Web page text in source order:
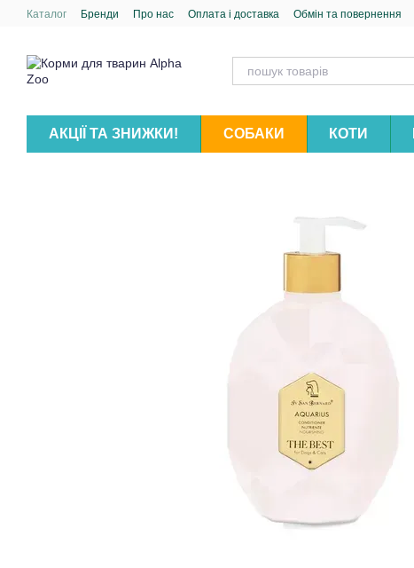
Перейти до основного контенту
Каталог Бренди Про нас Оплата і доставка Обмін та повернення
АКЦІЇ ТА ЗНИЖКИ! СОБАКИ КОТИ